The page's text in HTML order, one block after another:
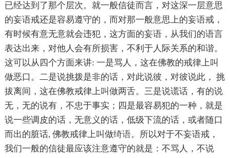
已经达到了那个层次。就一般信徒而言，对这深一层意思
的妄语戒还是容易遵守的，而对那一般意思上的妄语戒，
有时候有意无意就会违犯，这方面的妄语，从我们的语言
表达出来，对他人会有所损害，不利于人际关系的和谐。
这可以从四个方面来讲: 一是骂人，这在佛教的戒律上叫
做恶口。二是说挑拨是非的话，对此说彼，对彼说此， 挑
拔离间，这在佛教戒律上叫做两舌。三是说谎话，有的说
无，无的说有，不忠于事实；四是最容易犯的一种，就是
说一些调皮的话，无意义的话，低级下流的话，或者随口
而出的脏话, 佛教戒律上叫做绮语。所以对于不妄语戒，
我们一般的信徒最应该注意遵守的就是：不骂人，不说